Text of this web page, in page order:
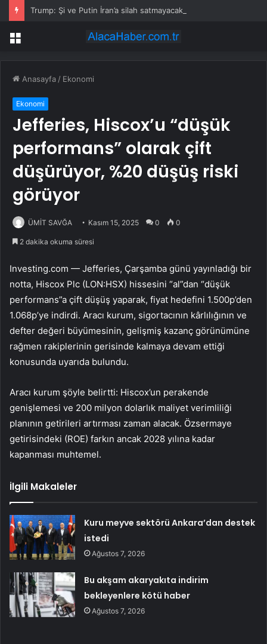
Trump: Şi ve Putin İran’a silah satmayacaklarını söyledi
Menü
Anasayfa / Ekonomi
Ekonomi
Jefferies, Hiscox’u “düşük
performans” olarak çift
düşürüyor, %20 düşüş riski
görüyor
ÜMİT SAVĞA Kasım 15, 2025 0 0
2 dakika okuma süresi
Investing.com — Jefferies, Çarşamba günü yayınladığı bir
notta, Hiscox Plc (LON:HSX) hissesini “al”dan “düşük
performans”a çift düşüş yaparak, fiyat hedefini 1.500p’den
1.068p’ye indirdi. Aracı kurum, sigortacının kârlılığının ve
defter değeri büyümesinin, gelişmiş kazanç görünümüne
rağmen rakiplerinin gerisinde kalmaya devam ettiği
konusunda uyarıda bulundu.
Aracı kurum şöyle belirtti: Hiscox’un perakende
genişlemesi ve 200 milyon dolarlık maliyet verimliliği
planının getirileri artırması zaman alacak. Özsermaye
getirisindeki (ROE) farkın ancak 2028 yılına kadar
kapanması muhtemel.
İlgili Makaleler
Kuru meyve sektörü Ankara’dan destek
istedi
Ağustos 7, 2026
Bu akşam akaryakıta indirim
bekleyenlere kötü haber
Ağustos 7, 2026